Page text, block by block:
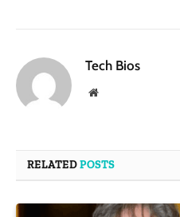
Tech Bios
Website
RELATEDPOSTS